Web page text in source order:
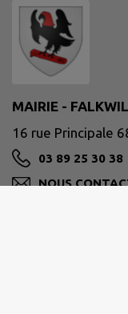
MAIRIE -
16 rue Principale
03 89 25 30 38
NOUS